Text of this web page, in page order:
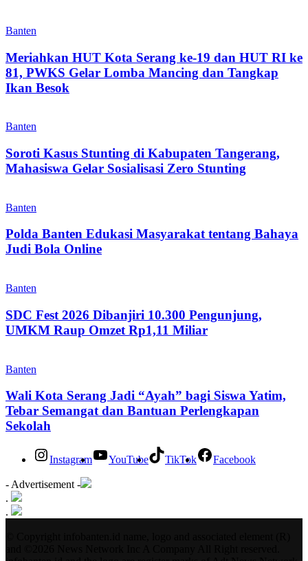
Banten
Meriahkan HUT Kota Serang ke-19 dan HUT RI ke
81, PWKS Gelar Lomba Mancing dan Tangkap
Ikan Besok
Banten
Soroti Kasus Stunting di Kabupaten Tangerang,
Mahasiswa Gelar Sosialisasi Zero Stunting
Banten
Polda Banten Edukasi Masyarakat tentang Bahaya
Judi Bola Online
Banten
SDC Fest 2026 Dibanjiri 10.300 Pengunjung,
UMKM Raup Omzet Rp1,11 Miliar
Banten
Wali Kota Serang Jadi “Ayah” bagi Siswa Yatim,
Tebar Semangat dan Bantuan Perlengkapan
Sekolah
Instagram YouTube TikTok Facebook
- Advertisement -
.
.